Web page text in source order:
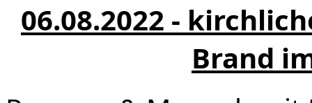
06.08.2022 -
Brand